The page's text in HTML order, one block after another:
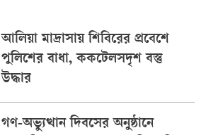
আলিয়া মাদ্রাসায় শিবিরের প্রবেশে
পুলিশের বাধা, ককটেলসদৃশ বস্তু
উদ্ধার
গণ-অভ্যুত্থান দিবসের অনুষ্ঠানে